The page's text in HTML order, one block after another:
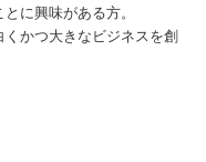
に興味がある方。
かつ大きなビジネスを創